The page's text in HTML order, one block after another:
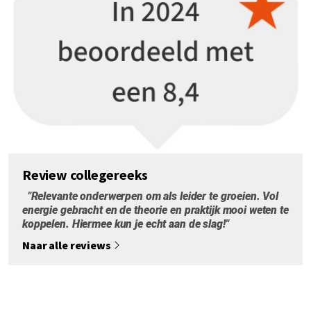
Review collegereeks
"Relevante onderwerpen om als leider te groeien. Vol
energie gebracht en de theorie en praktijk mooi weten te
koppelen. Hiermee kun je echt aan de slag!"
Naar alle reviews